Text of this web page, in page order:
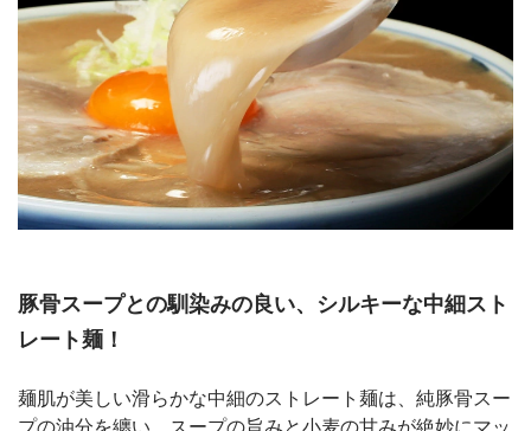
豚骨スープとの馴染みの良い、シルキーな中細スト
レート麺！
麺肌が美しい滑らかな中細のストレート麺は、純豚骨スー
プの油分を纏い、スープの旨みと小麦の甘みが絶妙にマッ